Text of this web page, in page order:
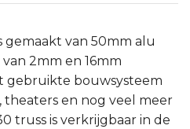
gemaakt van 50mm alu
2mm en 16mm
gebruikte bouwsysteem
theaters en nog veel meer
truss is verkrijgbaar in de